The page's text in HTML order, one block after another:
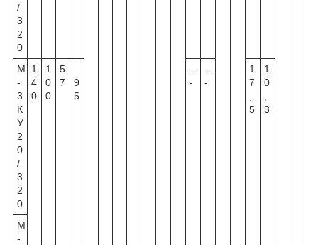
/
3
2
0
М
-
3
К
У
2
0
/
3
2
0
1
4
0
1
0
0
5
7
9
5
--
-
--
-
1
7
5
1
0
3
М
-